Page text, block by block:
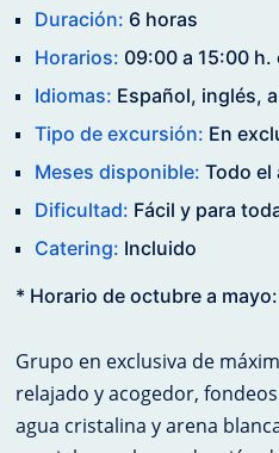
Duración: 6 horas
Horarios: 09:00 a 15:00 h.
Idiomas: Español, inglés,
Tipo de excursión: En
Meses disponible: Todo el
Dificultad: Fácil y para
Catering: Incluido
* Horario de octubre a
Grupo en exclusiva de
relajado y acogedor,
agua cristalina y arena